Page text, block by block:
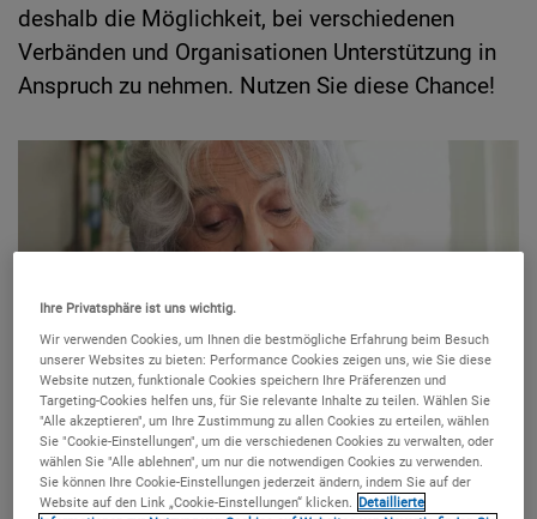
deshalb die Möglichkeit, bei verschiedenen
Verbänden und Organisationen Unterstützung in
Anspruch zu nehmen. Nutzen Sie diese Chance!
Ihre Privatsphäre ist uns wichtig.
Wir verwenden Cookies, um Ihnen die bestmögliche Erfahrung beim Besuch
unserer Websites zu bieten: Performance Cookies zeigen uns, wie Sie diese
Website nutzen, funktionale Cookies speichern Ihre Präferenzen und
Targeting-Cookies helfen uns, für Sie relevante Inhalte zu teilen. Wählen Sie
"Alle akzeptieren", um Ihre Zustimmung zu allen Cookies zu erteilen, wählen
Sie "Cookie-Einstellungen", um die verschiedenen Cookies zu verwalten, oder
wählen Sie "Alle ablehnen", um nur die notwendigen Cookies zu verwenden.
Sie können Ihre Cookie-Einstellungen jederzeit ändern, indem Sie auf der
Website auf den Link „Cookie-Einstellungen“ klicken. Detaillierte